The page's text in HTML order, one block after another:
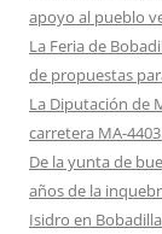
apoyo al pueblo
La Feria de
de propuestas
La Diputación de
carretera MA-
De la yunta de
años de la
Isidro en